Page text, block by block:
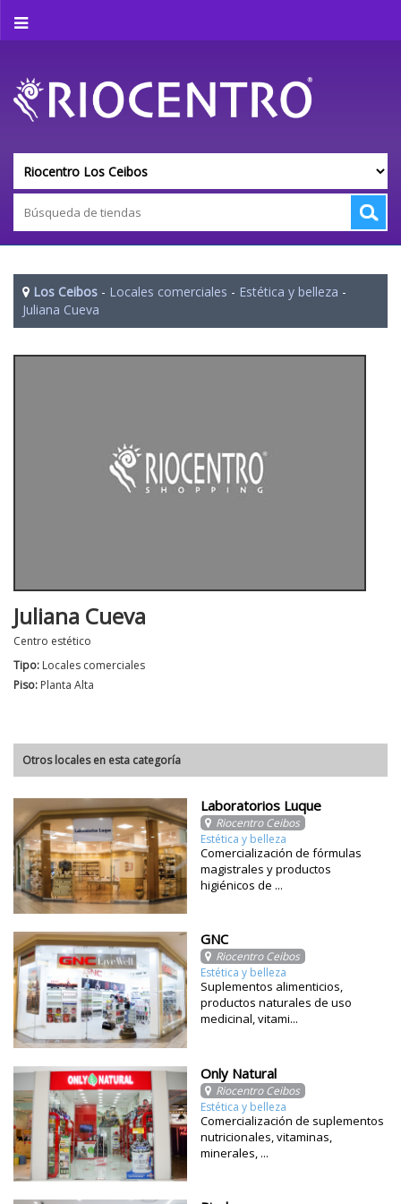
Los Ceibos - Locales comerciales - Estética y belleza -
Juliana Cueva
Juliana Cueva
Centro estético
Tipo: Locales comerciales
Piso: Planta Alta
Otros locales en esta categoría
Laboratorios Luque
Riocentro Ceibos
Estética y belleza
Comercialización de fórmulas
magistrales y productos
higiénicos de ...
GNC
Riocentro Ceibos
Estética y belleza
Suplementos alimenticios,
productos naturales de uso
medicinal, vitami...
Only Natural
Riocentro Ceibos
Estética y belleza
Comercialización de suplementos
nutricionales, vitaminas,
minerales, ...